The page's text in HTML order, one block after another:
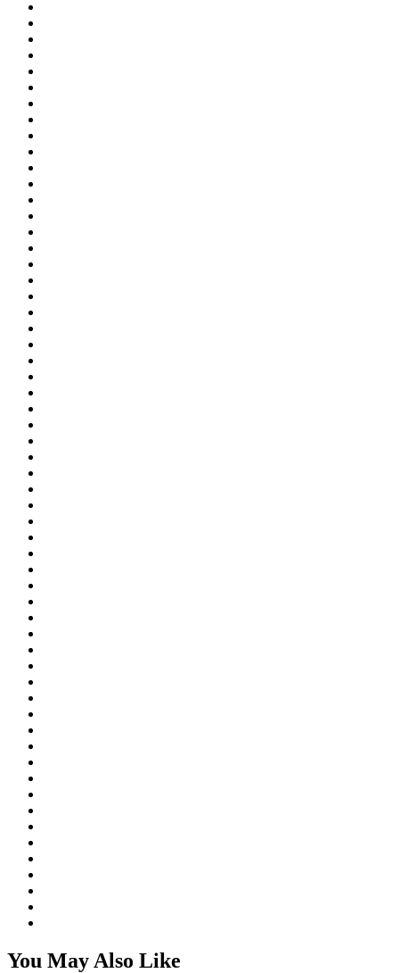
You May Also Like